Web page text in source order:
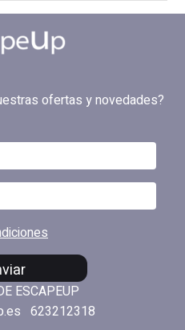
ofertas y novedades?
ESCAPEUP
623212318